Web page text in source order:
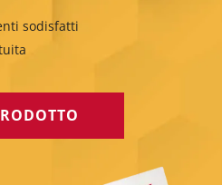
sodisfatti